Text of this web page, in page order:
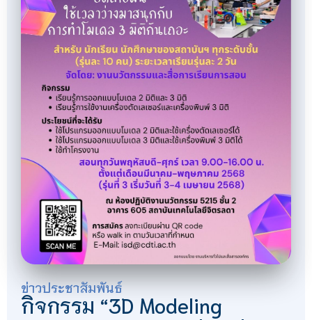
ข่าวประชาสัมพันธ์
กิจกรรม “3D Modeling